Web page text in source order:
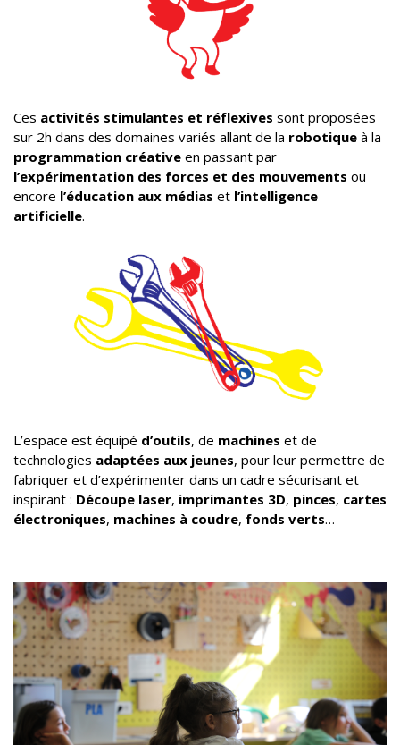
Ces activités stimulantes et réflexives sont proposées
sur 2h dans des domaines variés allant de la robotique à la
programmation créative en passant par
l’expérimentation des forces et des mouvements ou
encore l’éducation aux médias et l’intelligence
artificielle.
L’espace est équipé d’outils, de machines et de
technologies adaptées aux jeunes, pour leur permettre de
fabriquer et d’expérimenter dans un cadre sécurisant et
inspirant : Découpe laser, imprimantes 3D, pinces, cartes
électroniques, machines à coudre, fonds verts…